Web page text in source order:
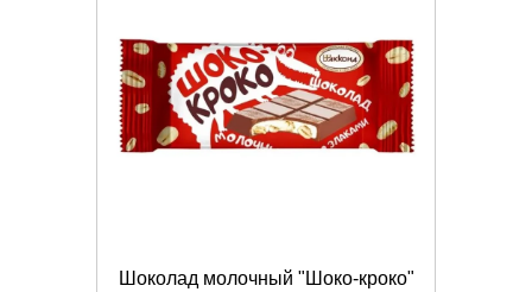
Шоколад молочный "Шоко-кроко"